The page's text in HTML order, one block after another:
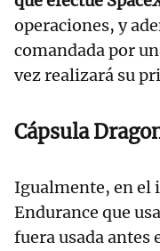
operaciones, y
comandada por
vez realizará su
Cápsula
Igualmente, en el
Endurance que
fuera usada